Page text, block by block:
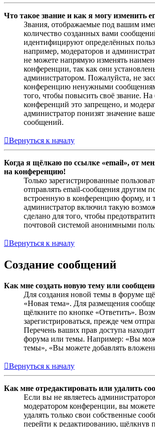
Что такое звание и как я могу изменить
Звания, отображаемые под вашим
количество созданных вами
идентифицируют определённых
например, модераторов и
не можете напрямую изменять
конференции, так как они
администратором. Пожалуйста, не
конференцию ненужными
того, чтобы повысить своё звание.
конференций это запрещено, и
администратор понизят значение
сообщений.
Вернуться к началу
Когда я щёлкаю по ссылке «email», от
на конференцию!
Только зарегистрированные
отправлять email-сообщения другим
встроенную в конференцию форму, и
администратор включил такую
сделано для того, чтобы
почтовой системой анонимными
Вернуться к началу
Создание сообщений
Как мне создать новую тему или
Для создания новой темы в форуме
«Новая тема». Для размещения
щёлкните по кнопке «Ответить».
зарегистрироваться, прежде чем
Перечень ваших прав доступа
форума или темы. Например: «Вы
темы», «Вы можете добавлять
Вернуться к началу
Как мне отредактировать или удалить
Если вы не являетесь
модератором конференции, вы можете
удалять только свои собственные
перейти к редактированию, щёлкнув